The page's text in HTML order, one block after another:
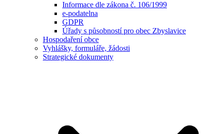
Informace dle zákona č. 106/1999
e-podatelna
GDPR
Úřady s působností pro obec Zbyslavice
Hospodaření obce
Vyhlášky, formuláře, žádosti
Strategické dokumenty